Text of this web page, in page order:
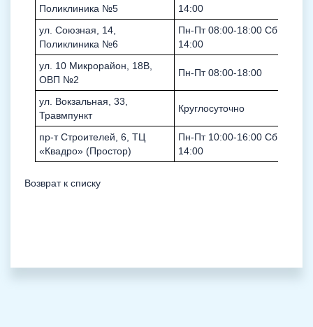
Поликлиника №5
14:00
ул. Союзная, 14,
Поликлиника №6
Пн-Пт 08:00-18:00 Сб 08:00-
14:00
ул. 10 Микрорайон, 18В,
ОВП №2
Пн-Пт 08:00-18:00
ул. Вокзальная, 33,
Травмпункт
Круглосуточно
пр-т Строителей, 6, ТЦ
«Квадро» (Простор)
Пн-Пт 10:00-16:00 Сб 10:00-
14:00
Возврат к списку